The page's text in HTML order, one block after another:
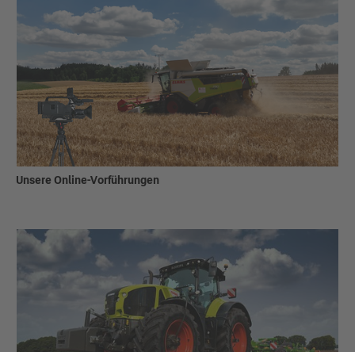
Unsere Online-Vorführungen